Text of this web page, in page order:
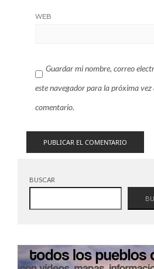
WEB
Guardar mi nombre, correo
este navegador para la próxima vez
comentario.
BUSCAR